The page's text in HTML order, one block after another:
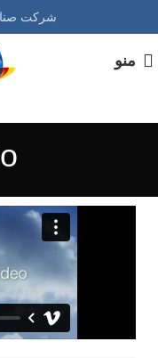
شرکت
منو